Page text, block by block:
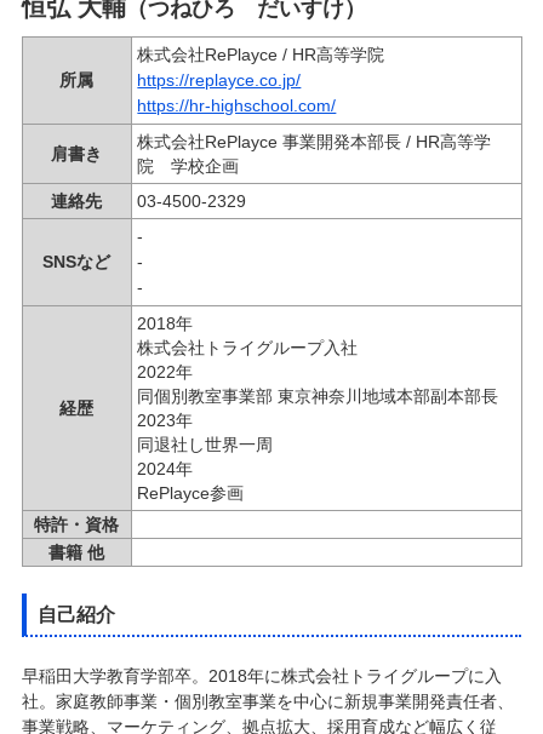
恒弘 大輔（つねひろ だいすけ）
所属
株式会社RePlayce / HR高等学院
https://replayce.co.jp/
https://hr-highschool.com/
肩書き
株式会社RePlayce 事業開発本部長 / HR高等学
院 学校企画
連絡先
03-4500-2329
SNSなど
-
-
-
経歴
2018年
株式会社トライグループ入社
2022年
同個別教室事業部 東京神奈川地域本部副本部長
2023年
同退社し世界一周
2024年
RePlayce参画
特許・資格
書籍 他
自己紹介
早稲田大学教育学部卒。2018年に株式会社トライグループに入
社。家庭教師事業・個別教室事業を中心に新規事業開発責任者、
事業戦略、マーケティング、拠点拡大、採用育成など幅広く従